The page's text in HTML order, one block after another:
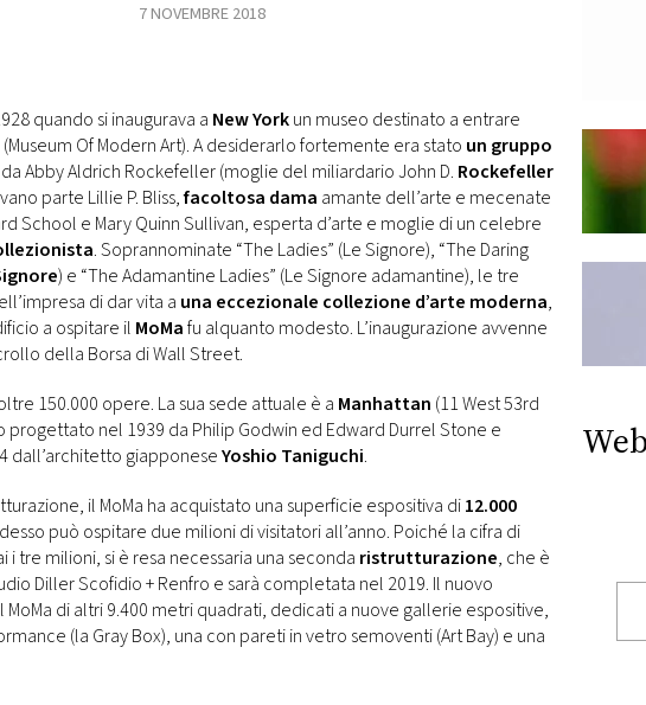
7 NOVEMBRE 2018
quando si inaugurava a New Yorkun museo destinato a entrare
(Museum Of Modern Art). A desiderarlo fortemente era stato un gruppo
Abby Aldrich Rockefeller (moglie del miliardario John D. Rockefeller
parte Lillie P. Bliss,facoltosa dama amante dell’arte e mecenate
School e Mary Quinn Sullivan, esperta d’arte e moglie di un celebre
. Soprannominate “The Ladies” (Le Signore), “The Daring
) e “The Adamantine Ladies” (Le Signore adamantine), le tre
di dar vita a una eccezionale collezione d’arte moderna,
a ospitare il MoMafu alquanto modesto. L’inaugurazione avvenne
della Borsa di Wall Street.
150.000 opere. La sua sede attuale è a Manhattan (11 West 53rd
progettato nel 1939 da Philip Godwin ed Edward Durrel Stone e
dall’architetto giapponeseYoshio Taniguchi.
il MoMa ha acquistato una superficie espositiva di12.000
può ospitare due milioni di visitatori all’anno. Poiché la cifra di
tre milioni, si è resa necessaria una seconda ristrutturazione, che è
Diller Scofidio + Renfro e sarà completata nel 2019. Il nuovo
di altri 9.400 metri quadrati, dedicati a nuove gallerie espositive,
(la Gray Box), una con pareti in vetro semoventi (Art Bay) e una